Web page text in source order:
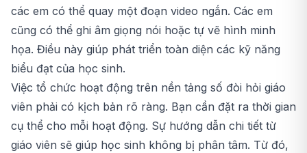
các em có thể quay một đoạn video ngắn. Các em
cũng có thể ghi âm giọng nói hoặc tự vẽ hình minh
họa. Điều này giúp phát triển toàn diện các kỹ năng
biểu đạt của học sinh.
Việc tổ chức hoạt động trên nền tảng số đòi hỏi giáo
viên phải có kịch bản rõ ràng. Bạn cần đặt ra thời gian
cụ thể cho mỗi hoạt động. Sự hướng dẫn chi tiết từ
giáo viên sẽ giúp học sinh không bị phân tâm. Từ đó,